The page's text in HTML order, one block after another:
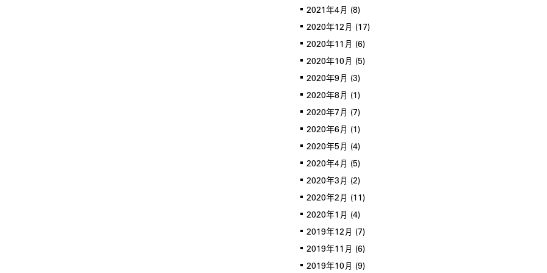
2021年4月 (8)
2020年12月 (17)
2020年11月 (6)
2020年10月 (5)
2020年9月 (3)
2020年8月 (1)
2020年7月 (7)
2020年6月 (1)
2020年5月 (4)
2020年4月 (5)
2020年3月 (2)
2020年2月 (11)
2020年1月 (4)
2019年12月 (7)
2019年11月 (6)
2019年10月 (9)